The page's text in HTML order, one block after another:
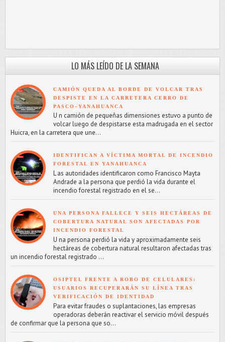
LO MÁS LEÍDO DE LA SEMANA
CAMIÓN QUEDA AL BORDE DE VOLCAR TRAS
DESPISTE EN LA CARRETERA CERRO DE
PASCO–YANAHUANCA
U n camión de pequeñas dimensiones estuvo a punto de
volcar luego de despistarse esta madrugada en el sector
Huicra, en la carretera que une...
IDENTIFICAN A VÍCTIMA MORTAL DE INCENDIO
FORESTAL EN YANAHUANCA
L as autoridades identificaron como Francisco Mayta
Andrade a la persona que perdió la vida durante el
incendio forestal registrado en el se...
UNA PERSONA FALLECE Y SEIS HECTÁREAS DE
COBERTURA NATURAL SON AFECTADAS POR
INCENDIO FORESTAL
U na persona perdió la vida y aproximadamente seis
hectáreas de cobertura natural resultaron afectadas tras
un incendio forestal registrado ...
OSIPTEL FRENTE A ROBO DE CELULARES:
USUARIOS RECUPERARÁN SU LÍNEA TRAS
VERIFICACIÓN DE IDENTIDAD
Para evitar fraudes o suplantaciones, las empresas
operadoras deberán reactivar el servicio móvil después
de confirmar que la persona que so...